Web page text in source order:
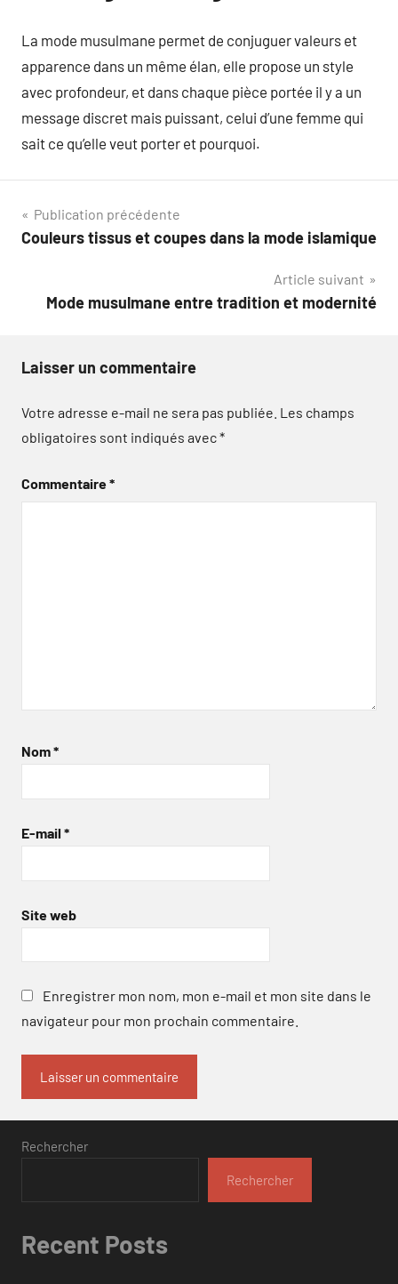
La mode musulmane permet de conjuguer valeurs et
apparence dans un même élan, elle propose un style
avec profondeur, et dans chaque pièce portée il y a un
message discret mais puissant, celui d’une femme qui
sait ce qu’elle veut porter et pourquoi.
Navigation
de
Publication précédente
Couleurs tissus et coupes dans la mode islamique
Article suivant
Mode musulmane entre tradition et modernité
Laisser un commentaire
Votre adresse e-mail ne sera pas publiée. Les champs
obligatoires sont indiqués avec*
Commentaire*
Nom*
E-mail *
Site web
Enregistrer mon nom, mon e-mail et mon site dans le
navigateur pour mon prochain commentaire.
Rechercher
Rechercher
Recent Posts